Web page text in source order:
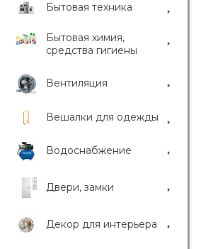
Бытовая техника
Бытовая химия,
средства гигиены
Вентиляция
Вешалки для одежды
Водоснабжение
Двери, замки
Декор для интерьера